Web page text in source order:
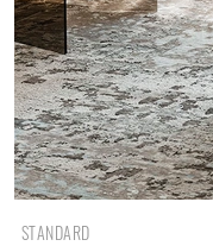
STANDARD